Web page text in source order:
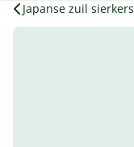
Japanse zuil sierkers